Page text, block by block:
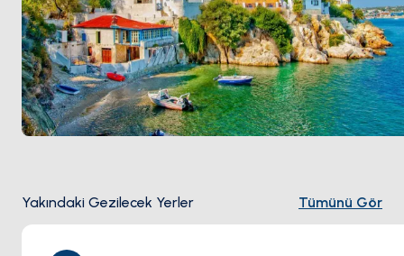
Yakındaki Gezilecek Yerler Tümünü Gör